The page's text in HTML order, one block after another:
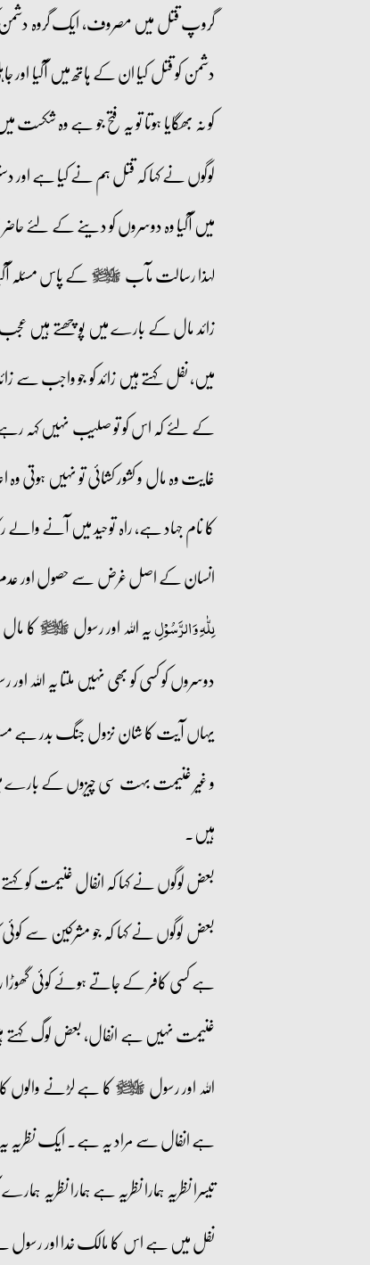
گروپ قتل میں مصروف، ایک گروہ
دشمن کو قتل کیا ان کے ہاتھ میں آگیا
کو نہ بھگایا ہوتا تو یہ فتح جو ہے وہ
لوگوں نے کہا کہ قتل ہم نے کیا ہے
میں آگیا وہ دوسروں کو دینے کے لئے
لہذا رسالت مآب صلى‌الله‌عليه‌وآله‌وسلم کے پاس مسئلہ
زائد مال کے بارے میں پوچھتے ہیں
میں، نفل کہتے ہیں زائد کو جو واجب سے
کے لئے کہ اس کو تو صلیب نہیں کہہ
غایت وہ مال و کشور کشائی تو نہیں ہوتی
کا نام جہاد ہے، راہ توحید میں آنے
انسان کے اصل غرض سے حصول اور عدم
لِلّٰہِ وَ الرَّسُوۡلِیہ اللہ اور رسول صلى‌الله‌عليه‌وآله‌وسلمکا
دوسروں کو کسی کو بھی نہیں ملتا یہ اللہ
یہاں آیت کا شان نزول جنگ بدر ہے
و غیر غنیمت بہت سی چیزوں کے بارے
ہیں۔
بعض لوگوں نے کہا کہ انفال غنیمت
بعض لوگوں نے کہا کہ جو مشرکین سے
ہے کسی کافر کے جاتے ہوئے کوئی گھوڑا
غنیمت نہیں ہے انفال، بعض لوگ
اللہ اور رسول صلى‌الله‌عليه‌وآله‌وسلمکا ہے لڑنے والوں
ہے انفال سے مراد یہ ہے۔ ایک
تیسرا نظریہ ہمارا نظریہ ہے ہمارا نظریہ
نفل میں ہے اس کا مالک خدا اور